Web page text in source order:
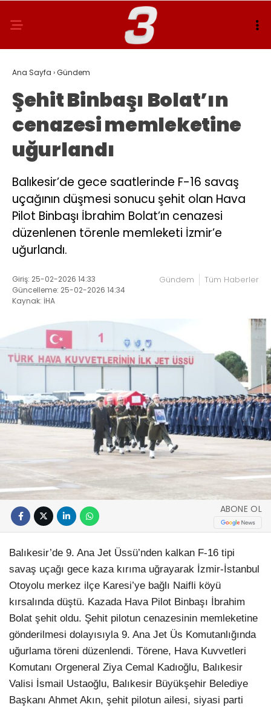
Ana Sayfa ›Gündem
Şehit Binbaşı Bolat’ın
cenazesi memleketine
uğurlandı
Balıkesir’de gece saatlerinde F-16 savaş
uçağının düşmesi sonucu şehit olan Hava
Pilot Binbaşı İbrahim Bolat’ın cenazesi
düzenlenen törenle memleketi İzmir’e
uğurlandı.
Giriş: 25-02-2026 14:33
Güncelleme: 25-02-2026 14:34
Kaynak: İHA
Gündem Tüm Haberler
ABONE OL
Balıkesir’de 9. Ana Jet Üssü’nden kalkan F-16 tipi
savaş uçağı gece kaza kırıma uğrayarak İzmir-İstanbul
Otoyolu merkez ilçe Karesi’ye bağlı Naifli köyü
kırsalında düştü. Kazada Hava Pilot Binbaşı İbrahim
Bolat şehit oldu. Şehit pilotun cenazesinin memleketine
gönderilmesi dolayısıyla 9. Ana Jet Üs Komutanlığında
uğurlama töreni düzenlendi. Törene, Hava Kuvvetleri
Komutanı Orgeneral Ziya Cemal Kadıoğlu, Balıkesir
Valisi İsmail Ustaoğlu, Balıkesir Büyükşehir Belediye
Başkanı Ahmet Akın, şehit pilotun ailesi, siyasi parti